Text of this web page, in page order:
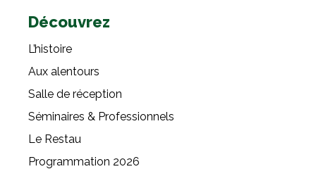
Découvrez
L’histoire
Aux alentours
Salle de réception
Séminaires & Professionnels
Le Restau
Programmation 2026